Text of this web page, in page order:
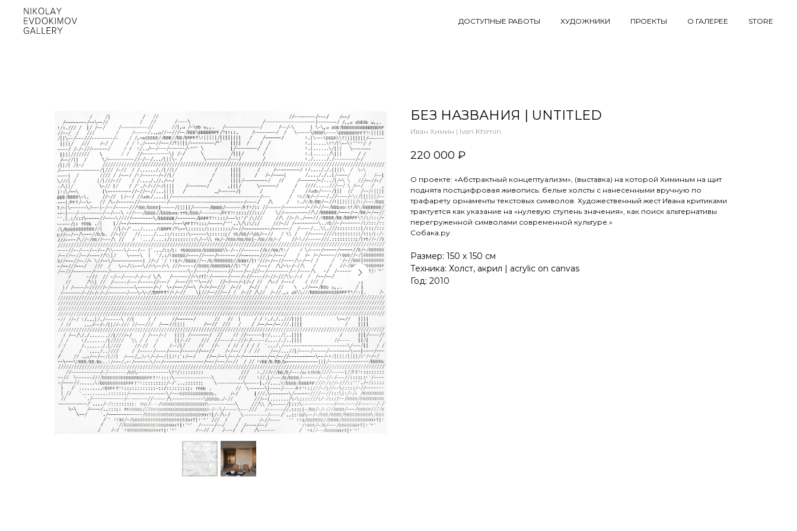
ДОСТУПНЫЕ РАБОТЫ ХУДОЖНИКИ ПРОЕКТЫ О ГАЛЕРЕЕ STORE
БЕЗ НАЗВАНИЯ | UNTITLED
Иван Химин | Ivan Khimin
220 000 ₽
О проекте: «Абстрактный концептуализм», (выставка) на которой Химиным на щит
поднята постцифровая живопись: белые холсты с нанесенными вручную по
трафарету орнаменты текстовых символов. Художественный жест Ивана критиками
трактуется как указание на «нулевую ступень значения», как поиск альтернативы
перегруженной символами современной культуре.»
Собака.ру
Размер: 150 х 150 см
Техника: Холст, акрил | acrylic on canvas
Год: 2010